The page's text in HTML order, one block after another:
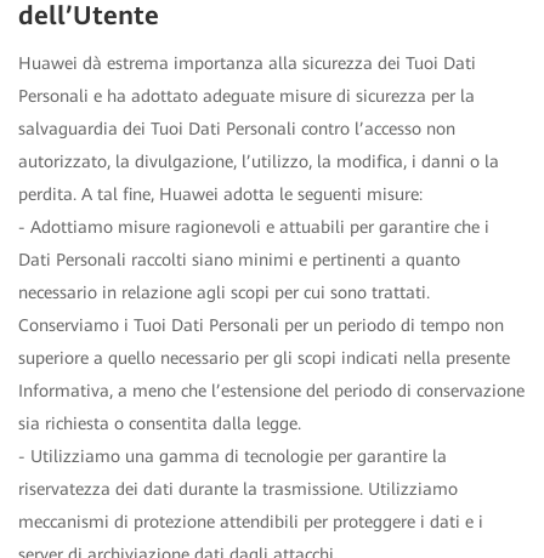
dell’Utente
Huawei dà estrema importanza alla sicurezza dei Tuoi Dati
Personali e ha adottato adeguate misure di sicurezza per la
salvaguardia dei Tuoi Dati Personali contro l’accesso non
autorizzato, la divulgazione, l’utilizzo, la modifica, i danni o la
perdita. A tal fine, Huawei adotta le seguenti misure:
- Adottiamo misure ragionevoli e attuabili per garantire che i
Dati Personali raccolti siano minimi e pertinenti a quanto
necessario in relazione agli scopi per cui sono trattati.
Conserviamo i Tuoi Dati Personali per un periodo di tempo non
superiore a quello necessario per gli scopi indicati nella presente
Informativa, a meno che l’estensione del periodo di conservazione
sia richiesta o consentita dalla legge.
- Utilizziamo una gamma di tecnologie per garantire la
riservatezza dei dati durante la trasmissione. Utilizziamo
meccanismi di protezione attendibili per proteggere i dati e i